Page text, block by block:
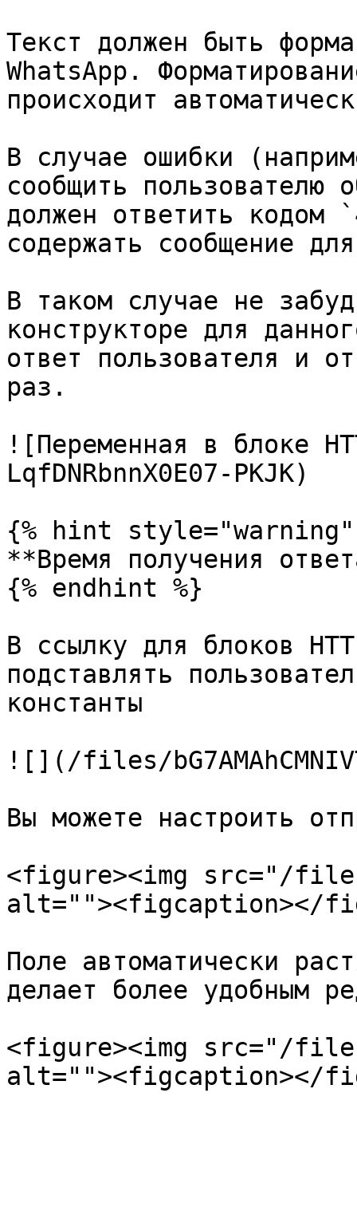
Текст должен быть
WhatsApp.
происходит
В случае ошибки
сообщить пользователю
должен ответить кодом
содержать сообщение
В таком случае не
конструкторе для
ответ пользователя и
раз.
![Переменная в блоке
LqfDNRbnnX0E07-PKJK)
{% hint style="warning"
**Время получения
{% endhint %}
В ссылку для блоков
подставлять
константы
![](/files/
Вы можете настроить
<figure><img src="/files/
alt=""><figcaption></
Поле автоматически
делает более удобным
<figure><img src="/